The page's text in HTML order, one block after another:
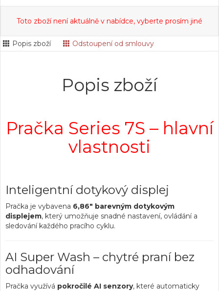
Toto zboží není aktuálně v nabídce, vyberte prosím jiné
Popis zboží Odstoupení od smlouvy
Popis zboží
Pračka Series 7S – hlavní
vlastnosti
Inteligentní dotykový displej
Pračka je vybavena 6,86" barevným dotykovým
displejem, který umožňuje snadné nastavení, ovládání a
sledování každého pracího cyklu.
AI Super Wash – chytré praní bez
odhadování
Pračka využívá pokročilé AI senzory, které automaticky